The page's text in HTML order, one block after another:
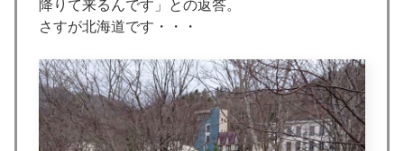
降りて来るんです」との返答。
さすが北海道です・・・